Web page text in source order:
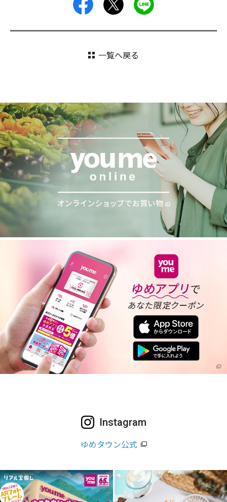
facebook
一覧へ戻る
Instagram
ゆめタウン公式